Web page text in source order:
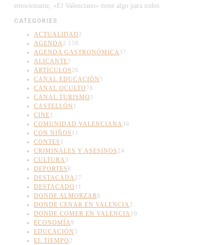
emocionante, «El Valenciano» tiene algo para todos.
CATEGORIES
ACTUALIDAD 2
AGENDA2.159
AGENDA GASTRONÓMICA37
ALICANTE2
ARTÍCULOS 26
CANAL EDUCACIÓN 3
CANAL OCULTO 78
CANAL TURISMO 1
CASTELLÓN 1
CINE1
COMUNIDAD VALENCIANA36
CON NIÑOS 11
CONTES 1
CRIMINALES Y ASESINOS 24
CULTURA3
DEPORTES8
DESTACADA27
DESTACADO 11
DONDE ALMORZAR6
DONDE CENAR EN VALENCIA2
DONDE COMER EN VALENCIA10
ECONOMÍA9
EDUCACIÓN 5
EL TIEMPO 2